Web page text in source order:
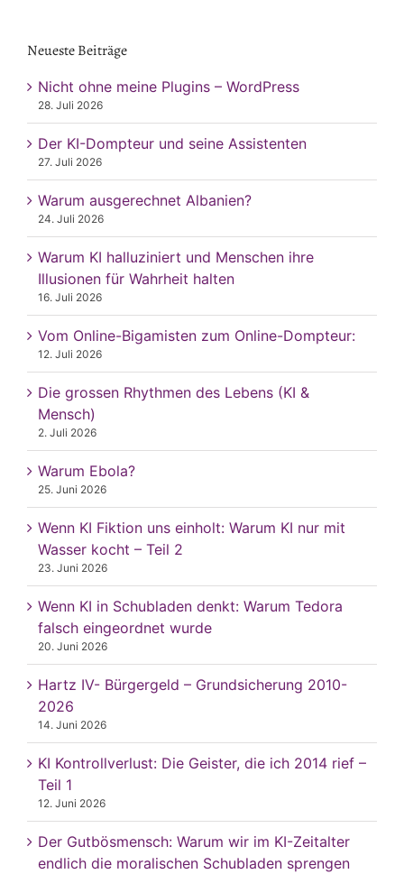
Neueste Beiträge
Nicht ohne meine Plugins – WordPress
28. Juli 2026
Der KI-Dompteur und seine Assistenten
27. Juli 2026
Warum ausgerechnet Albanien?
24. Juli 2026
Warum KI halluziniert und Menschen ihre
Illusionen für Wahrheit halten
16. Juli 2026
Vom Online-Bigamisten zum Online-Dompteur:
12. Juli 2026
Die grossen Rhythmen des Lebens (KI &
Mensch)
2. Juli 2026
Warum Ebola?
25. Juni 2026
Wenn KI Fiktion uns einholt: Warum KI nur mit
Wasser kocht – Teil 2
23. Juni 2026
Wenn KI in Schubladen denkt: Warum Tedora
falsch eingeordnet wurde
20. Juni 2026
Hartz IV- Bürgergeld – Grundsicherung 2010-
2026
14. Juni 2026
KI Kontrollverlust: Die Geister, die ich 2014 rief –
Teil 1
12. Juni 2026
Der Gutbösmensch: Warum wir im KI-Zeitalter
endlich die moralischen Schubladen sprengen